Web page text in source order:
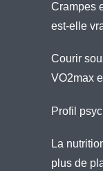
Crampes
est-elle
Courir
VO2max
Profil
La
plus de